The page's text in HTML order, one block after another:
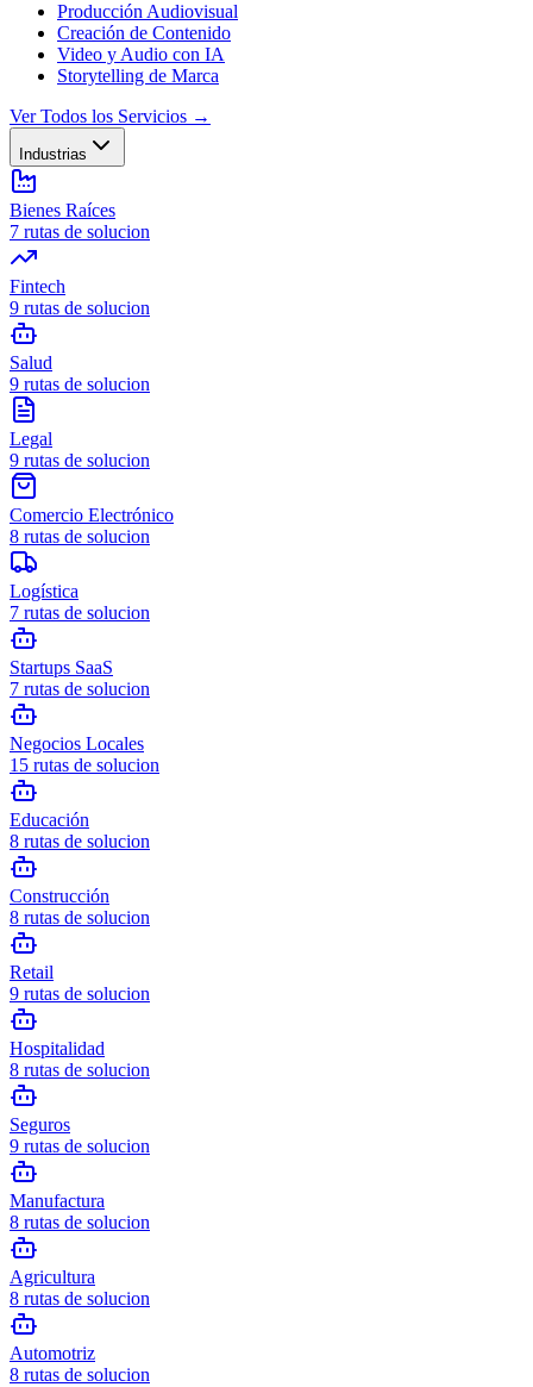
Producción Audiovisual
Creación de Contenido
Video y Audio con IA
Storytelling de Marca
Ver Todos los Servicios →
Industrias
Bienes Raíces
7 rutas de solucion
Fintech
9 rutas de solucion
Salud
9 rutas de solucion
Legal
9 rutas de solucion
Comercio Electrónico
8 rutas de solucion
Logística
7 rutas de solucion
Startups SaaS
7 rutas de solucion
Negocios Locales
15 rutas de solucion
Educación
8 rutas de solucion
Construcción
8 rutas de solucion
Retail
9 rutas de solucion
Hospitalidad
8 rutas de solucion
Seguros
9 rutas de solucion
Manufactura
8 rutas de solucion
Agricultura
8 rutas de solucion
Automotriz
8 rutas de solucion